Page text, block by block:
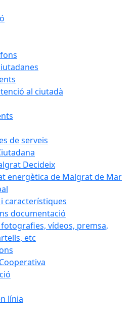
al ciutadà
de serveis
Decideix
energètica de Malgrat de Mar
característiques
documentació
vídeos, premsa,
etc
línia